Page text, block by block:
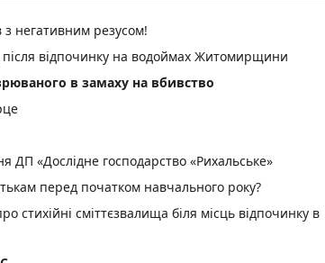
негативним резусом!
відпочинку на водоймах Житомирщини
в замаху на вбивство
«Дослідне господарство «Рихальське»
перед початком навчального року?
стихійні сміттєзвалища біля місць відпочинку в